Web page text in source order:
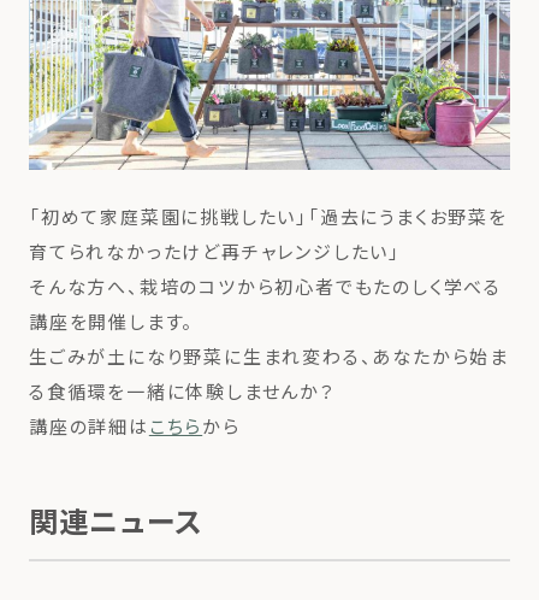
「初めて家庭菜園に挑戦したい」「過去にうまくお野菜を
育てられなかったけど再チャレンジしたい」
そんな方へ、栽培のコツから初心者でもたのしく学べる
講座を開催します。
生ごみが土になり野菜に生まれ変わる、あなたから始ま
る食循環を一緒に体験しませんか？
講座の詳細は こちらから
関連ニュース